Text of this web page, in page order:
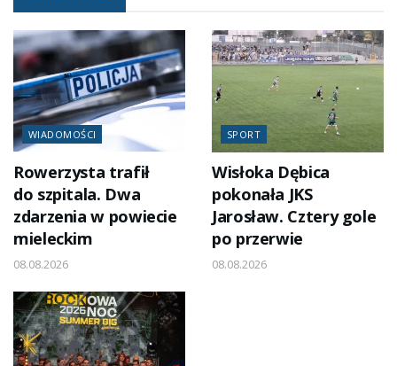
WIADOMOŚCI
Rowerzysta trafił
do szpitala. Dwa
zdarzenia w powiecie
mieleckim
08.08.2026
SPORT
Wisłoka Dębica
pokonała JKS
Jarosław. Cztery gole
po przerwie
08.08.2026